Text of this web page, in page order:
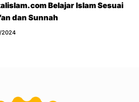
Belajar Islam Sesuai
dan Sunnah
2024